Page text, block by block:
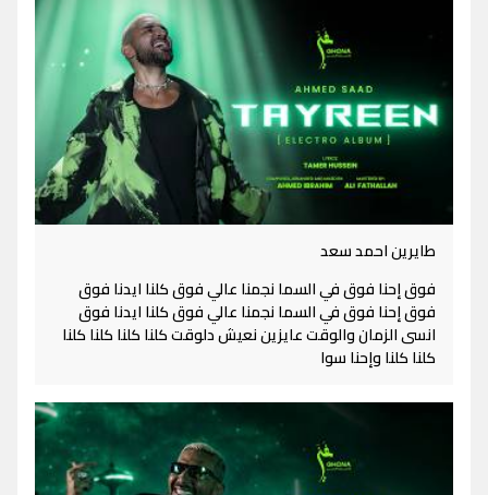
طايرين احمد سعد
فوق إحنا فوق في السما نجمنا عالي فوق كلنا ايدنا فوق
فوق إحنا فوق في السما نجمنا عالي فوق كلنا ايدنا فوق
انسى الزمان والوقت عايزين نعيش دلوقت كلنا كلنا كلنا كلنا
كلنا كلنا وإحنا سوا